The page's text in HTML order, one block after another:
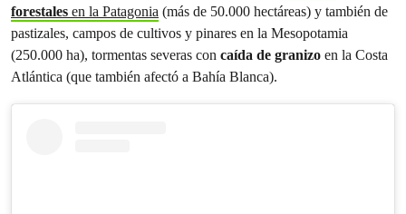
forestales en la Patagonia (más de 50.000 hectáreas) y también de
pastizales, campos de cultivos y pinares en la Mesopotamia
(250.000 ha), tormentas severas con caída de granizo en la Costa
Atlántica (que también afectó a Bahía Blanca).